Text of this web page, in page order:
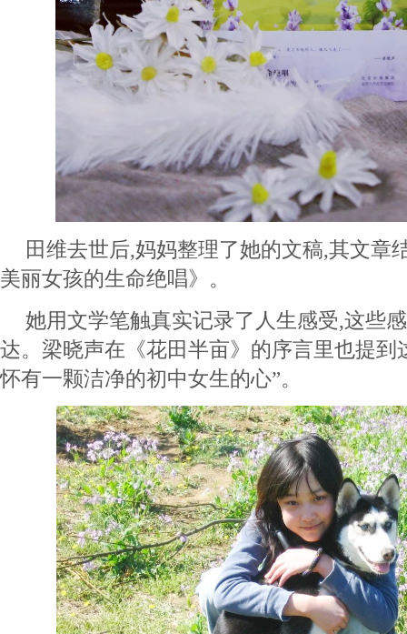
田维去世后,妈妈整理了她的文稿,其文章
美丽女孩的生命绝唱》。
她用文学笔触真实记录了人生感受,这些
达。梁晓声在《花田半亩》的序言里也提到
怀有一颗洁净的初中女生的心”。